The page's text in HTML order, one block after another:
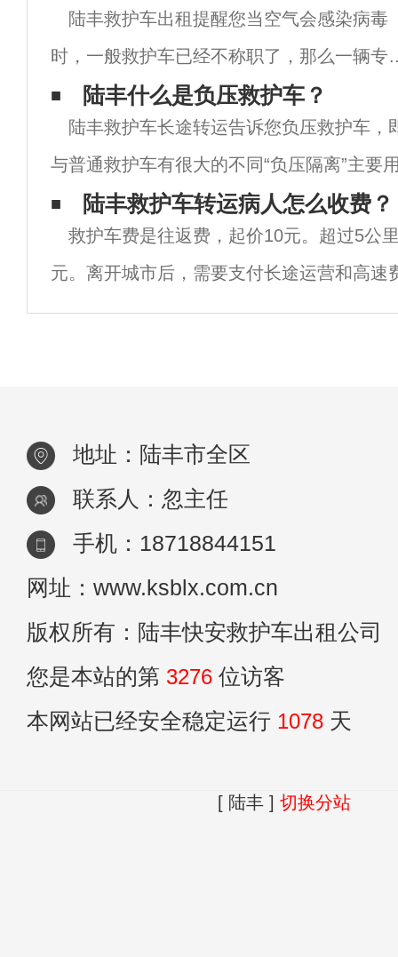
陆丰救护车出租提醒您当空气会感染病毒
时，一般救护车已经不称职了，那么一辆专
的负压救护车应该是什么呢？1.负压救护车
治疗和转运传染病等特殊疾病时，可以大大
低医务人员交叉感染的概率，是抗击疫情的
中
陆丰什么是负压救护车？
陆丰救护车长途转运告诉您负压救护车，
与普通救护车有很大的不同“负压隔离”主要
患者的安荃隔离和运输。首先，它有一个独
个空间里，它需要完成车内车外的空气交换
陆丰救护车转运病人怎么收费？
救护车费是往返费，起价10元。超过5公
元。离开城市后，需要支付长途运营和高速
属于市场调整。此外，还有50元/人的大出
地址：陆丰市全区
联系人：忽主任
手机：18718844151
网址：www.ksblx.com.cn
版权所有：陆丰快安救护车出租公司
您是本站的第 3276 位访客
本网站已经安全稳定运行 1078 天
[ 陆丰 ] 切换分站